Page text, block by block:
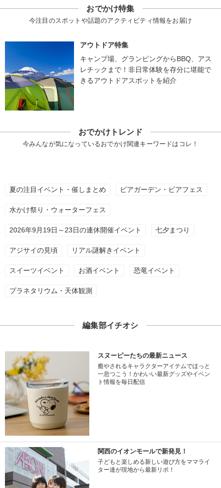
おでかけ特集
今注目のスポットや話題のアクティビティ情報をお届け
アウトドア特集
キャンプ場、グランピングからBBQ、アス
レチックまで！非日常体験を存分に堪能で
きるアウトドアスポットを紹介
おでかけトレンド
今みんなが気になっているおでかけ関連キーワードはコレ！
夏の注目イベント・催しまとめ ビアガーデン・ビアフェス
水かけ祭り・ウォーターフェス
2026年9月19日～23日の連休開催イベント 七夕まつり
アジサイの見頃 リアル謎解きイベント
スイーツイベント お酒イベント 恐竜イベント
プラネタリウム・天体観測
編集部イチオシ
スヌーピーたちの最新ニュース
癒やされるキャラクターアイテムでほっと
一息つこう！かわいい最新グッズやイベン
ト情報を毎日配信
関西のイオンモールで新発見！
子どもと楽しめる新しい遊び方をママライ
ター達が現地から最新リポ！